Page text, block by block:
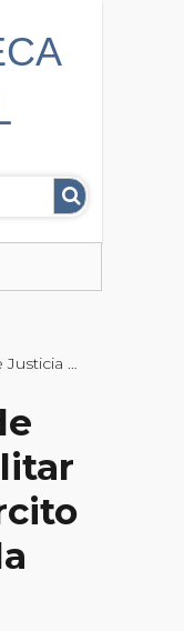
Ejército y Armada